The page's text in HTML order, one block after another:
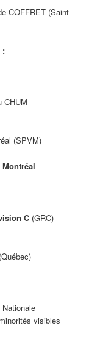
COFFRET (Saint-
:
CHUM
(SPVM)
C(GRC)
visibles